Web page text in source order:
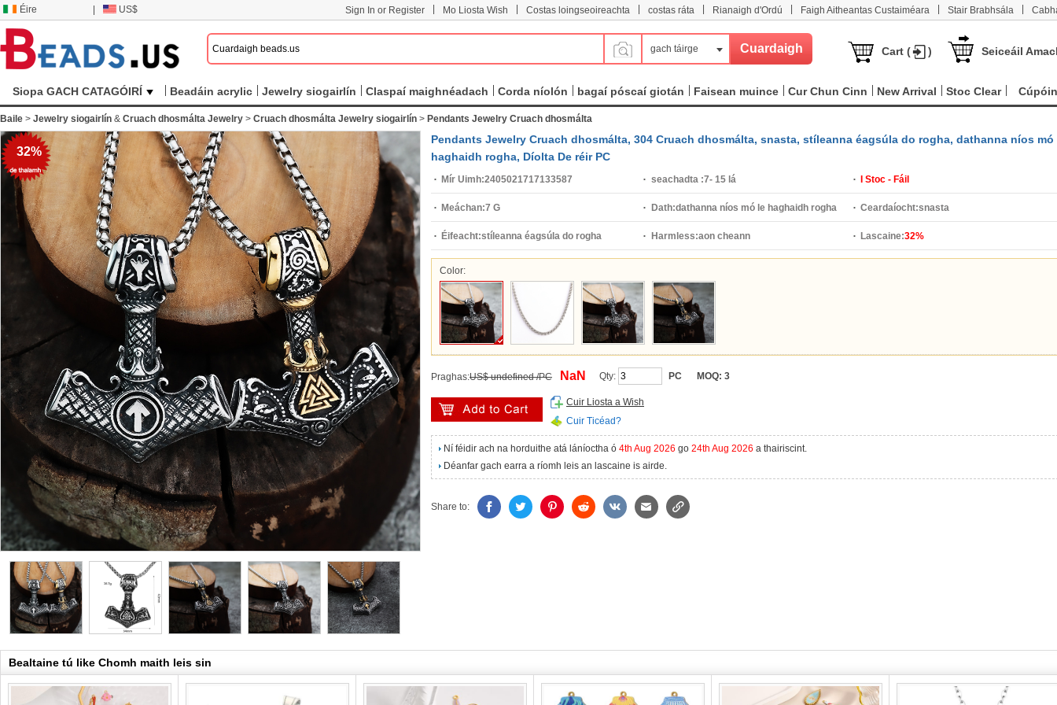
Éire US$ Sign In or Register Mo Liosta Wish Costas loingseoireachta costas ráta Rianaigh d'Ordú Faigh Aitheantas Custaiméara Stair Brabhsála
gach táirge Cart ( ) Seiceáil
Siopa GACH CATAGÓIRÍ Beadáin acrylic Jewelry siogairlín Claspaí maighnéadach Corda níolón bagaí póscaí giotán Faisean muince Cur Chun Cinn New Arrival Stoc Clear Cúpóin
Baile > Jewelry siogairlín & Cruach dhosmálta Jewelry > Cruach dhosmálta Jewelry siogairlín > Pendants Jewelry Cruach dhosmálta
32%
Pendants Jewelry Cruach dhosmálta, 304 Cruach dhosmálta, snasta, stíleanna éagsúla do rogha, dathanna níos mó
haghaidh rogha, Díolta De réir PC
Mír Uimh:2405021717133587 seachadta :7- 15 lá I Stoc - Fáil
Meáchan:7 G Dath:dathanna níos mó le haghaidh rogha Ceardaíocht:snasta
Éifeacht:stíleanna éagsúla do rogha Harmless:aon cheann Lascaine:32%
Color:
Praghas:US$ undefined /PC NaN Qty: PC MOQ: 3
Cuir Liosta a Wish
Cuir Ticéad?
Ní féidir ach na horduithe atá láníoctha ó 4th Aug 2026 go 24th Aug 2026 a thairiscint.
Déanfar gach earra a ríomh leis an lascaine is airde.
Share to:
Bealtaine tú like Chomh maith leis sin